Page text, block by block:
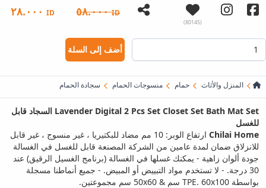
(80145)
ID٥٨.٠٠٠ ID٢٨.٠٠٠
أضف إلى السلة
المنزل والأثاث حمام منسوجات الحمام سجادة الحمام
Lavender Digital 2 Pcs Set Closet Set Bath Mat Set السجاد قابل
للغسل
Chilai Home
ارتفاع الوبر: 10 مم مضاد للبكتيريا ، غير منسوج ، غير قابل
للانزلاق ضمان لمدة عامين من الشركة المصنعة قابل للغسل في الغسالة
جودة ألوان زاهية - يمكنك غسلها في الغسالة (برنامج الغسيل الرقيق) عند
30 درجة. - لا تستخدم مواد التبييض أو المبيض. - جميع أنماطنا مسجلة
بواسطة TPE. 60x100 سم & 50x60 سم مجموعتين.